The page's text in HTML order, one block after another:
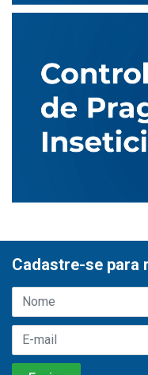
Cadastre-se para